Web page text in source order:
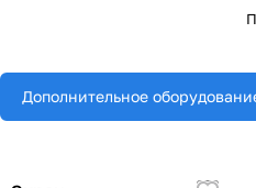
Дополнительное